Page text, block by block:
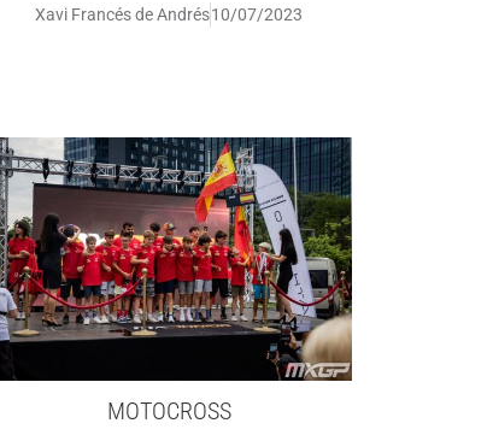
Xavi Francés de Andrés10/07/2023
MOTOCROSS